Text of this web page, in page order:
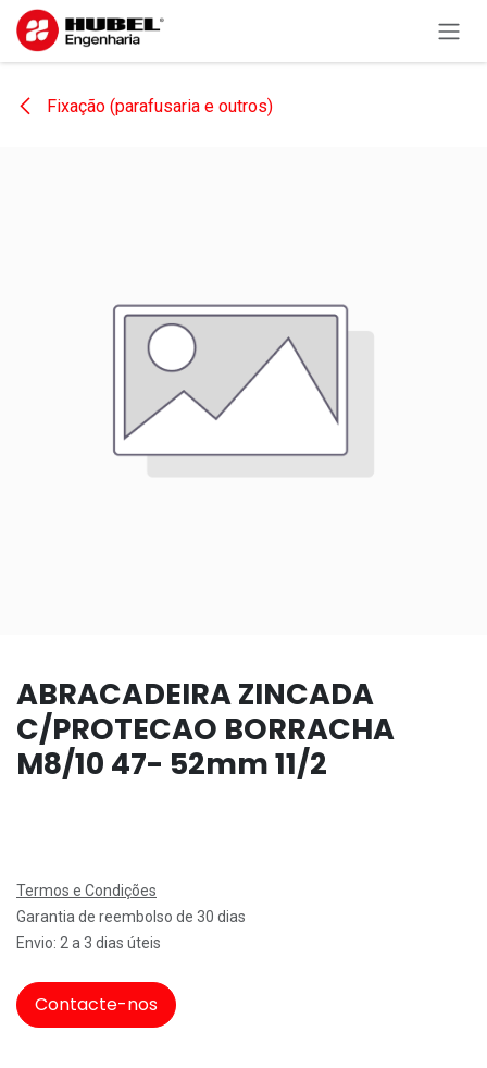
Pular para o conteúdo
Fixação (parafusaria e outros)
ABRACADEIRA ZINCADA
C/PROTECAO BORRACHA
M8/10 47- 52mm 11/2
Termos e Condições
Garantia de reembolso de 30 dias
Envio: 2 a 3 dias úteis
Contacte-nos